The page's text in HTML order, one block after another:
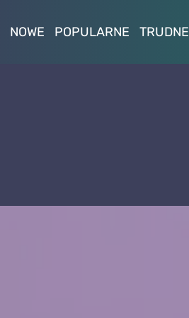
NOWE POPULARNE TRUDNE